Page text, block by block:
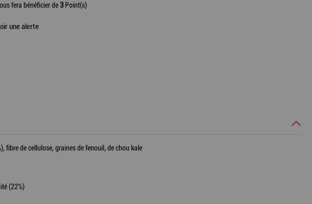
fera bénéficier de3 Point(s)
une alerte
fibre de cellulose, graines de fenouil, de chou kale
(22%)